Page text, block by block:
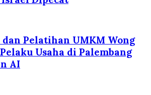
Pelatihan UMKM Wong
Usaha di Palembang
AI